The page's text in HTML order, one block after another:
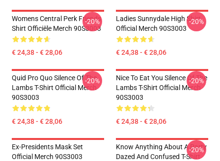
Womens Central Perk Friends
Shirt Officiële Merch 90S3003
€ 24,38 - € 28,06
-20%
Ladies Sunnydale High Shirt
Official Merch 90S3003
€ 24,38 - € 28,06
-20%
Quid Pro Quo Silence Of The
Lambs T-Shirt Official Merch
90S3003
€ 24,38 - € 28,06
-20%
Nice To Eat You Silence Of The
Lambs T-Shirt Official Merch
90S3003
€ 24,38 - € 28,06
-20%
Ex-Presidents Mask Set
Official Merch 90S3003
Know Anything About A Party
Dazed And Confused T-Shirt
-20%